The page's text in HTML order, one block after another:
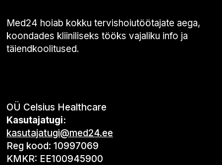
Med24 hoiab kokku tervishoiutöötajate aega,
koondades kliiniliseks tööks vajaliku info ja
täiendkoolitused.
OÜ Celsius Healthcare
Kasutajatugi:
kasutajatugi@med24.ee
Reg kood: 10997069
KMKR: EE100945900